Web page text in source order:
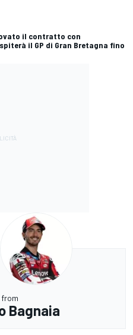
il contratto con
il GP di Gran Bretagna fino
from
Bagnaia